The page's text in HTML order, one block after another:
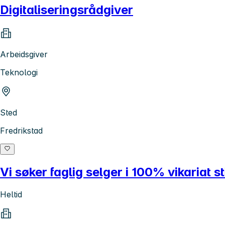
Digitaliseringsrådgiver
Arbeidsgiver
Teknologi
Sted
Fredrikstad
Vi søker faglig selger i 100% vikariat
Heltid